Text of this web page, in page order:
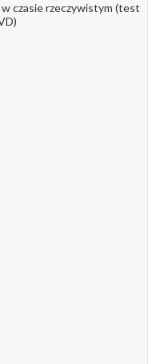
w czasie rzeczywistym (test